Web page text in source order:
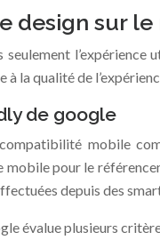
design sur
seulement
la qualité de
de google
mobile
mobile pour le
depuis des
évalue plusieurs